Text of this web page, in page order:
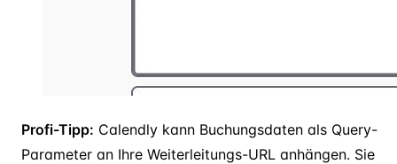
Profi-Tipp: Calendly kann Buchungsdaten als Query-
Parameter an Ihre Weiterleitungs-URL anhängen. Sie